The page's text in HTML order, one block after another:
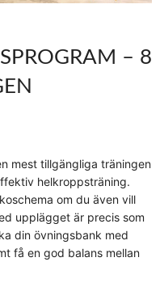
– 8
mest tillgängliga träningen
helkroppsträning.
om du även vill
upplägget är precis som
din övningsbank med
få en god balans mellan